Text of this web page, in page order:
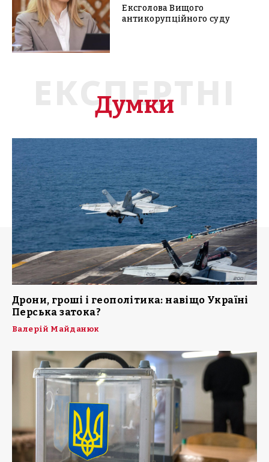
Ексголова Вищого
антикорупційного суду
ЕКСПЕРТНІ
Думки
Дрони, гроші і геополітика: навіщо Україні
Перська затока?
Валерій Майданюк